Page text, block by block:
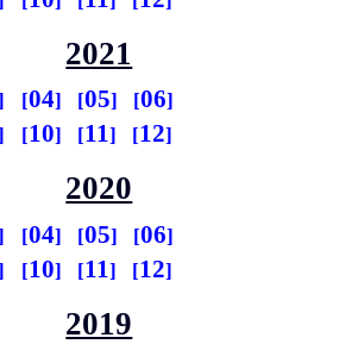
2021
04 05
06
10 11 12
2020
04 05
06
10 11 12
2019